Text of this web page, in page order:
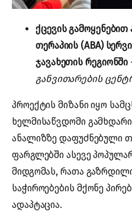
ქცევის
თერაპიის (ABA)
ჯავახეთის რეგიონში
განვითარების
პროექტის მიზანი იყო
ხელმისაწვდომი
ანალიზზე დაფუძნებული
ფარგლებში ასევე
მიდგომას, რათა
საჭიროებების მქონე
ადაპტაცია.